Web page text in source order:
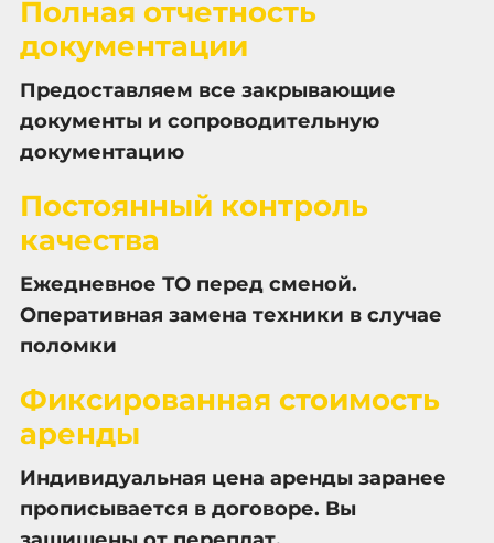
Полная отчетность
документации
Предоставляем все закрывающие
документы и сопроводительную
документацию
Постоянный контроль
качества
Ежедневное ТО перед сменой.
Оперативная замена техники в случае
поломки
Фиксированная стоимость
аренды
Индивидуальная цена аренды заранее
прописывается в договоре. Вы